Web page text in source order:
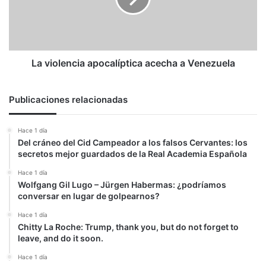
La violencia apocalíptica acecha a Venezuela
Publicaciones relacionadas
Hace 1 día
Del cráneo del Cid Campeador a los falsos Cervantes: los
secretos mejor guardados de la Real Academia Española
Hace 1 día
Wolfgang Gil Lugo – Jürgen Habermas: ¿podríamos
conversar en lugar de golpearnos?
Hace 1 día
Chitty La Roche: Trump, thank you, but do not forget to
leave, and do it soon.
Hace 1 día